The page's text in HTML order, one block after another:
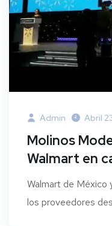
Admin Abril
Molinos
Walmart en
Walmart de México
los proveedores